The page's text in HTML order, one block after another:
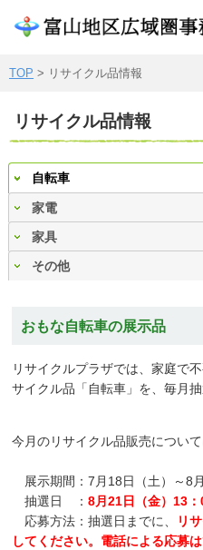
ごみの受
各所属か
交通
展望施設
リ
TOP > リサイクル品情報
リサイクル品情報
自転車
家電
家具
その他
おもな自転車の展示品
リサイクルプラザでは、家庭で
サイクル品「自転車」を、毎月
今月のリサイクル品販売について
展示期間：7月18日（土）～8
抽選日 ： 8月21日（金）13：
応募方法：抽選日までに、
リ
してください。電話による応募は